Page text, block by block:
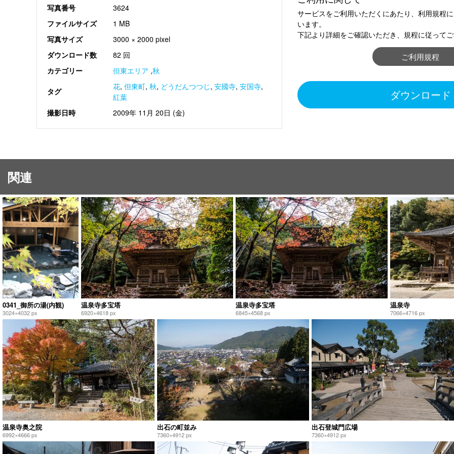
写真番号
3624
ファイルサイズ
1 MB
写真サイズ
3000 × 2000 pixel
ダウンロード数
82 回
カテゴリー
但東エリア ,秋
タグ 花, 但東町, 秋, どうだんつつじ, 安國寺, 安国寺,
紅葉
撮影日時
2009年 11月 20日 (金)
サービスをご利用いただくにあたり、利用規程
います。
下記より詳細をご確認いただき、規程に従って
ご利用規程
ダウンロード
関連
0341_御所の湯(内観)
3024×4032 px
温泉寺多宝塔
6920×4618 px
温泉寺多宝塔
6845×4568 px
温泉寺
7066×4716 px
温泉寺奥之院
6992×4666 px
出石の町並み
7360×4912 px
出石登城門広場
7360×4912 px